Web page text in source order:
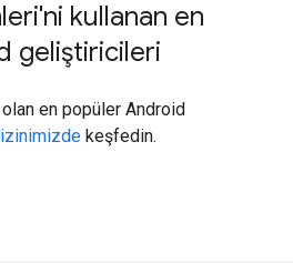
kullanan en
geliştiricileri
en popüler Android
keşfedin.